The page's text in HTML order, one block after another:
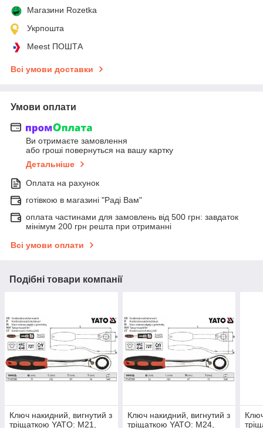
Магазини Rozetka
Укрпошта
Meest ПОШТА
Всі умови доставки
Умови оплати
Ви отримаєте замовлення
або гроші повернуться на вашу картку
Детальніше
Оплата на рахунок
готівкою в магазині "Раді Вам"
оплата частинами для замовлень від 500 грн: завдаток
мінімум 200 грн решта при отриманні
Всі умови оплати
Подібні товари компанії
Ключ накидний, вигнутий з
тріщаткою YATO: М21,
Ключ накидний, вигнутий з
тріщаткою YATO: М24,